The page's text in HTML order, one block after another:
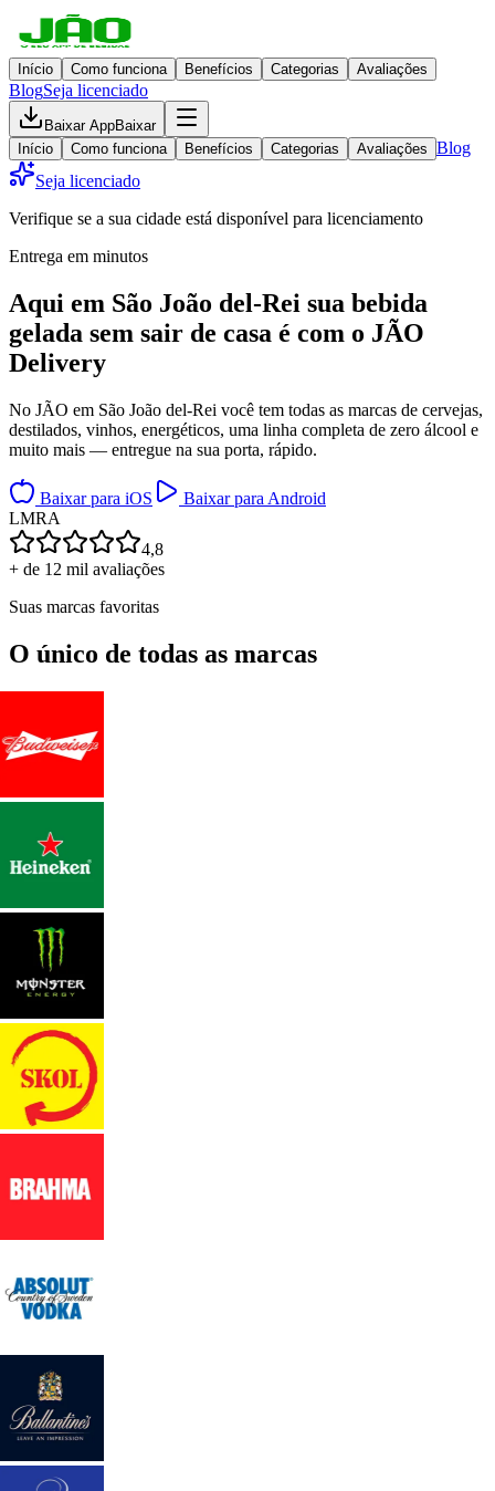
Início Como funciona Benefícios Categorias Avaliações
BlogSeja licenciado
Baixar AppBaixar
Início
Como funciona Benefícios Categorias Avaliações Blog
Seja licenciado
Verifique se a sua cidade está disponível para licenciamento
Entrega em minutos
Aqui em São João del-Rei sua bebida
gelada sem sair de casa é com o JÃO
Delivery
No JÃO em São João del-Rei você tem todas as marcas de cervejas,
destilados, vinhos, energéticos, uma linha completa de zero álcool e
muito mais — entregue na sua porta, rápido.
Baixar para iOS
Baixar para Android
LMRA
4,8
+ de 12 mil avaliações
Suas marcas favoritas
O único de todas as marcas